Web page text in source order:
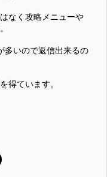
なく攻略メニューや
多いので返信出来るの
得ています。